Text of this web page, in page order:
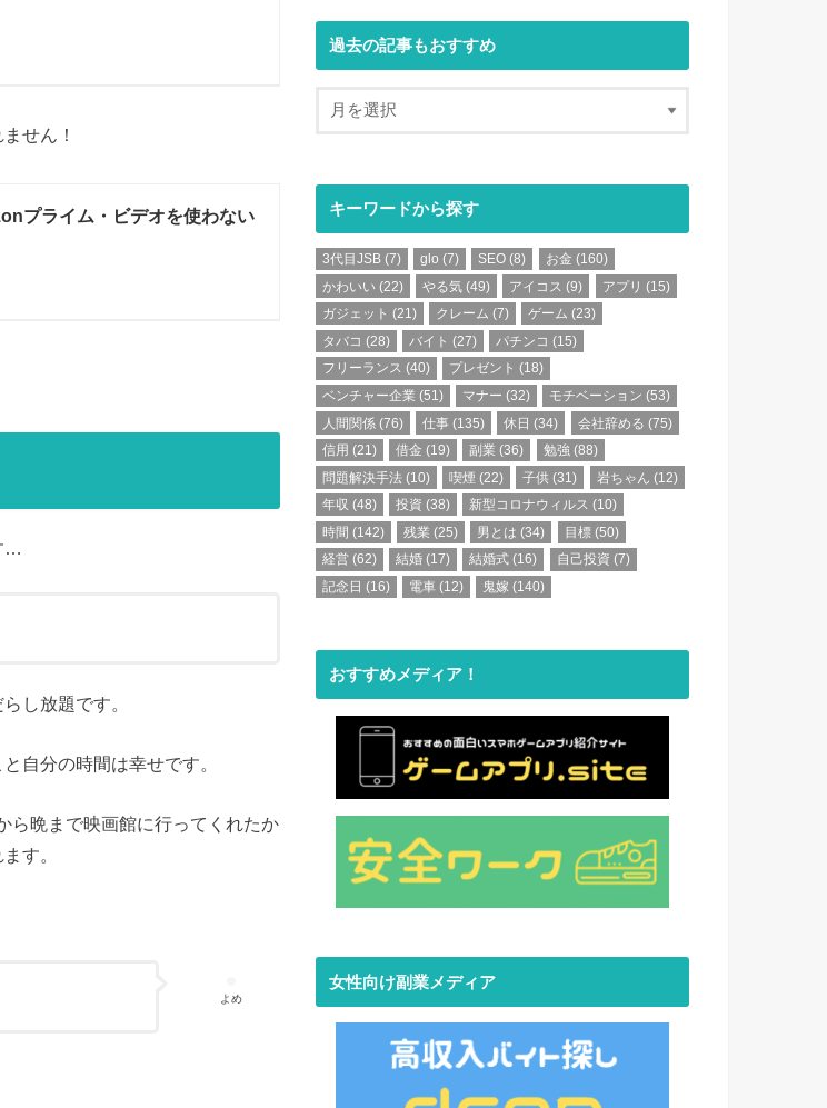
せん！
プライム・ビデオを使わない
…
し放題です。
自分の時間は幸せです。
ら晩まで映画館に行ってくれたか
す。
よめ
過去の記事もおすすめ
キーワードから探す
3代目JSB (7) glo (7) SEO (8) お金 (160)
かわいい (22) やる気 (49) アイコス (9) アプリ (15)
ガジェット (21) クレーム (7) ゲーム (23)
タバコ (28) バイト (27) パチンコ (15)
フリーランス (40) プレゼント (18)
ベンチャー企業 (51) マナー (32) モチベーション (53)
人間関係 (76) 仕事 (135) 休日 (34) 会社辞める (75)
信用 (21) 借金 (19) 副業 (36) 勉強 (88)
問題解決手法 (10) 喫煙 (22) 子供 (31) 岩ちゃん (12)
年収 (48) 投資 (38) 新型コロナウィルス (10)
時間 (142) 残業 (25) 男とは (34) 目標(50)
経営 (62) 結婚 (17) 結婚式 (16) 自己投資 (7)
記念日 (16) 電車 (12) 鬼嫁 (140)
おすすめメディア！
女性向け副業メディア